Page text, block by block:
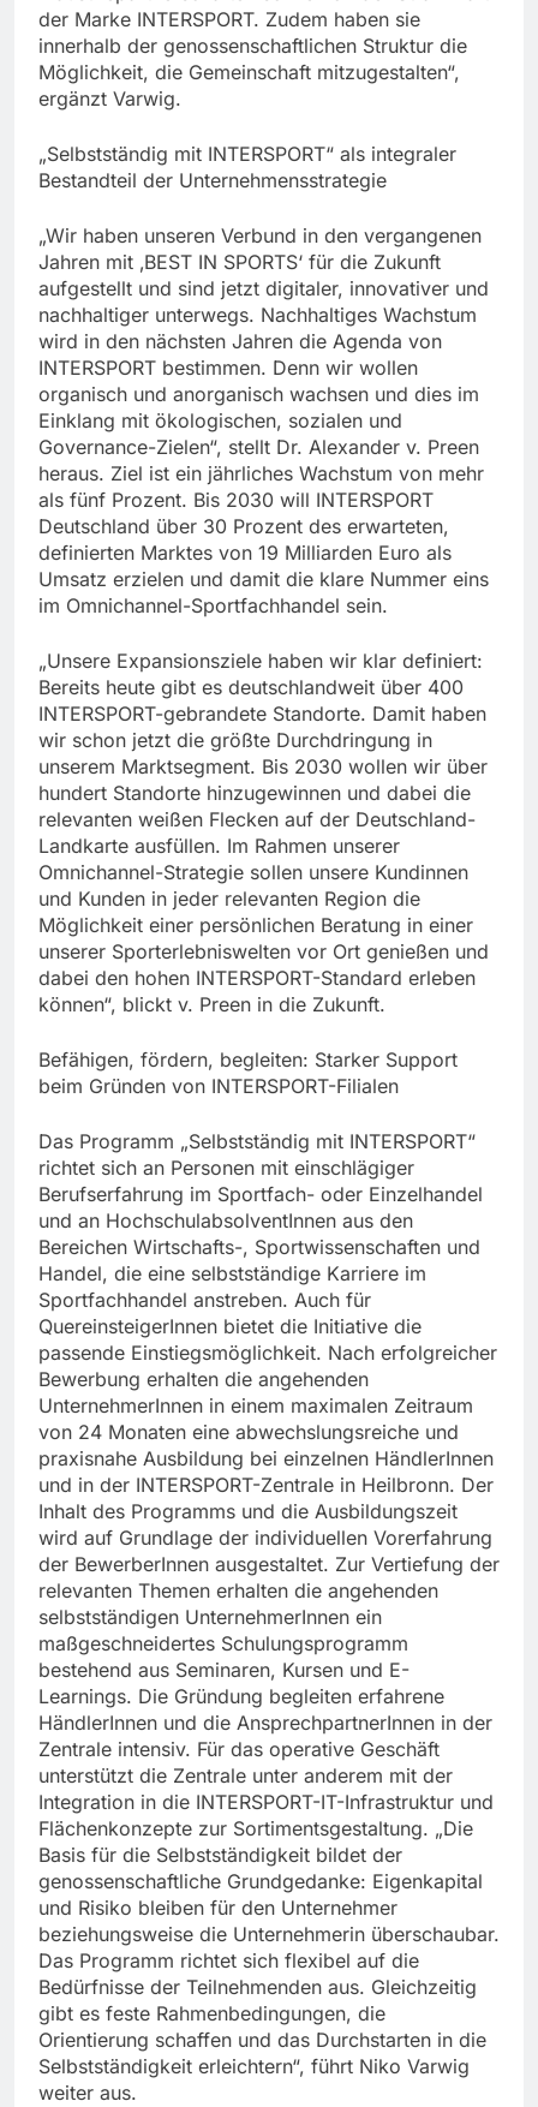
der Marke INTERSPORT. Zudem haben sie
innerhalb der genossenschaftlichen Struktur die
Möglichkeit, die Gemeinschaft mitzugestalten“,
ergänzt Varwig.
„Selbstständig mit INTERSPORT“ als integraler
Bestandteil der Unternehmensstrategie
„Wir haben unseren Verbund in den vergangenen
Jahren mit ‚BEST IN SPORTS‘ für die Zukunft
aufgestellt und sind jetzt digitaler, innovativer und
nachhaltiger unterwegs. Nachhaltiges Wachstum
wird in den nächsten Jahren die Agenda von
INTERSPORT bestimmen. Denn wir wollen
organisch und anorganisch wachsen und dies im
Einklang mit ökologischen, sozialen und
Governance-Zielen“, stellt Dr. Alexander v. Preen
heraus. Ziel ist ein jährliches Wachstum von mehr
als fünf Prozent. Bis 2030 will INTERSPORT
Deutschland über 30 Prozent des erwarteten,
definierten Marktes von 19 Milliarden Euro als
Umsatz erzielen und damit die klare Nummer eins
im Omnichannel-Sportfachhandel sein.
„Unsere Expansionsziele haben wir klar definiert:
Bereits heute gibt es deutschlandweit über 400
INTERSPORT-gebrandete Standorte. Damit haben
wir schon jetzt die größte Durchdringung in
unserem Marktsegment. Bis 2030 wollen wir über
hundert Standorte hinzugewinnen und dabei die
relevanten weißen Flecken auf der Deutschland-
Landkarte ausfüllen. Im Rahmen unserer
Omnichannel-Strategie sollen unsere Kundinnen
und Kunden in jeder relevanten Region die
Möglichkeit einer persönlichen Beratung in einer
unserer Sporterlebniswelten vor Ort genießen und
dabei den hohen INTERSPORT-Standard erleben
können“, blickt v. Preen in die Zukunft.
Befähigen, fördern, begleiten: Starker Support
beim Gründen von INTERSPORT-Filialen
Das Programm „Selbstständig mit INTERSPORT“
richtet sich an Personen mit einschlägiger
Berufserfahrung im Sportfach- oder Einzelhandel
und an HochschulabsolventInnen aus den
Bereichen Wirtschafts-, Sportwissenschaften und
Handel, die eine selbstständige Karriere im
Sportfachhandel anstreben. Auch für
QuereinsteigerInnen bietet die Initiative die
passende Einstiegsmöglichkeit. Nach erfolgreicher
Bewerbung erhalten die angehenden
UnternehmerInnen in einem maximalen Zeitraum
von 24 Monaten eine abwechslungsreiche und
praxisnahe Ausbildung bei einzelnen HändlerInnen
und in der INTERSPORT-Zentrale in Heilbronn. Der
Inhalt des Programms und die Ausbildungszeit
wird auf Grundlage der individuellen Vorerfahrung
der BewerberInnen ausgestaltet. Zur Vertiefung der
relevanten Themen erhalten die angehenden
selbstständigen UnternehmerInnen ein
maßgeschneidertes Schulungsprogramm
bestehend aus Seminaren, Kursen und E-
Learnings. Die Gründung begleiten erfahrene
HändlerInnen und die AnsprechpartnerInnen in der
Zentrale intensiv. Für das operative Geschäft
unterstützt die Zentrale unter anderem mit der
Integration in die INTERSPORT-IT-Infrastruktur und
Flächenkonzepte zur Sortimentsgestaltung. „Die
Basis für die Selbstständigkeit bildet der
genossenschaftliche Grundgedanke: Eigenkapital
und Risiko bleiben für den Unternehmer
beziehungsweise die Unternehmerin überschaubar.
Das Programm richtet sich flexibel auf die
Bedürfnisse der Teilnehmenden aus. Gleichzeitig
gibt es feste Rahmenbedingungen, die
Orientierung schaffen und das Durchstarten in die
Selbstständigkeit erleichtern“, führt Niko Varwig
weiter aus.